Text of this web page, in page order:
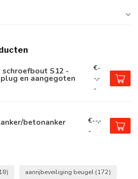
schroefbout S12 -
en aangegoten
€-
-,-
-
betonanker
€--,-
-
aanrijbeveiliging beugel (172)